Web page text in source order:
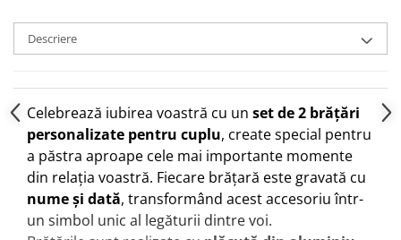
Descriere
Celebrează iubirea voastră cu un set de 2 brățări
personalizate pentru cuplu, create special pentru
a păstra aproape cele mai importante momente
din relația voastră. Fiecare brățară este gravată cu
nume și dată, transformând acest accesoriu într-
un simbol unic al legăturii dintre voi.